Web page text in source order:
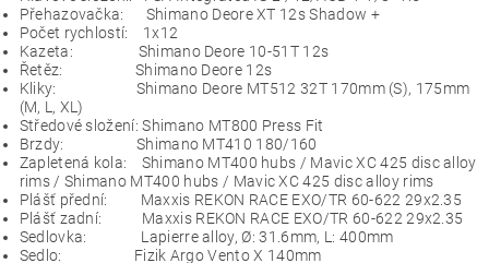
Přehazovačka: Shimano Deore XT 12s Shadow +
Počet rychlostí: 1x12
Kazeta: Shimano Deore 10-51T 12s
Řetěz: Shimano Deore 12s
Kliky: Shimano Deore MT512 32T 170mm (S), 175mm
(M, L, XL)
Středové složení:Shimano MT800 Press Fit
Brzdy: Shimano MT410 180/160
Zapletená kola: Shimano MT400 hubs / Mavic XC 425 disc alloy
rims / Shimano MT400 hubs / Mavic XC 425 disc alloy rims
Plášť přední: Maxxis REKON RACE EXO/TR 60-622 29x2.35
Plášť zadní: Maxxis REKON RACE EXO/TR 60-622 29x2.35
Sedlovka: Lapierre alloy, Ø: 31.6mm, L: 400mm
Sedlo: Fizik Argo Vento X 140mm